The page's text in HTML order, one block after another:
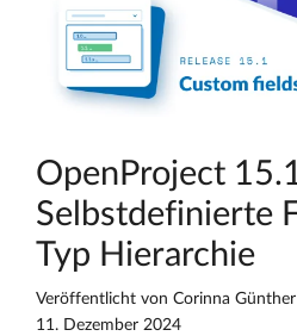
OpenProject
Selbstdefinierte
Typ Hierarchie
Veröffentlicht von Corinna Günther
11. Dezember 2024